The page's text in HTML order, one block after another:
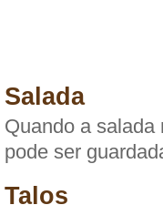
Salada
Quando a salada
pode ser
Talos